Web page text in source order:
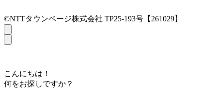
©NTTタウンページ株式会社 TP25-193号【261029】
こんにちは！
何をお探しですか？